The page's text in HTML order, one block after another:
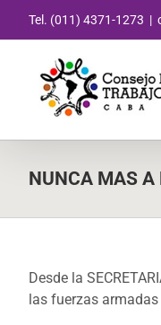
Tel. (011) 4371-1273 |
NUNCA MAS A
Desde la
las fuerzas armadas